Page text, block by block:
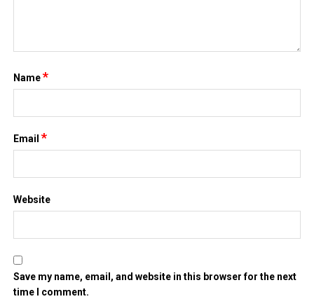
Name*
Email*
Website
Save my name, email, and website in this browser for the next
time I comment.